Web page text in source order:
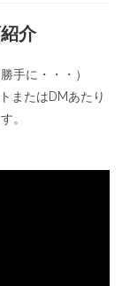
介
手に・・・）
またはDMあたり
。